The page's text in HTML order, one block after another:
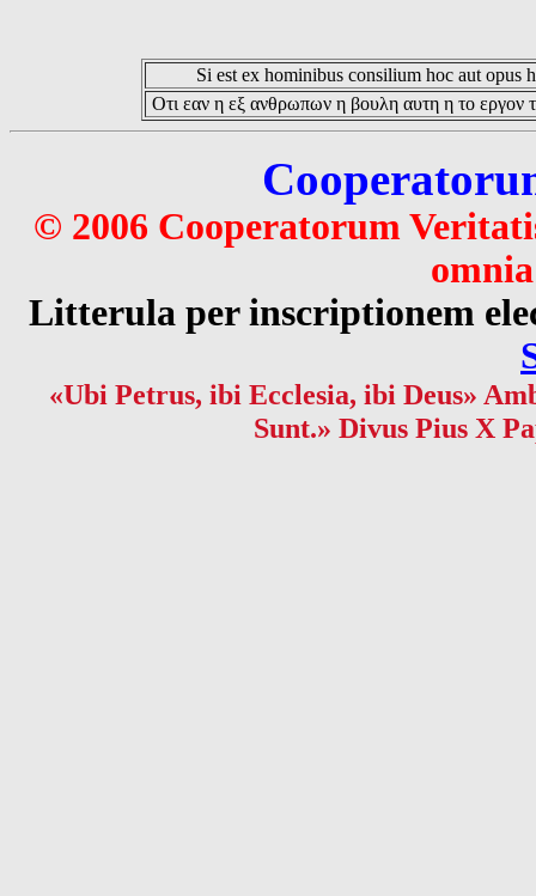
Si est ex hominibus consilium hoc aut opus
Οτι εαν η εξ ανθρωπων η βουλη αυτη η το εργον
© 2006 Cooperatorum
Litterula per inscriptionem
«Ubi Petrus, ibi Ecclesia, ibi Deus»
Sunt.» Divus Pius X